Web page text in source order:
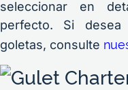
seleccionar en
perfecto. Si
goletas, consulte